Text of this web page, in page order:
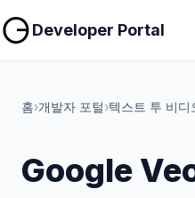
Developer Portal
홈›개발자 포털›텍스트 투 비디
Google